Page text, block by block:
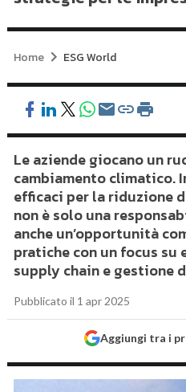
Home ESG World
Le aziende giocano un
cambiamento climatico.
efficaci per la riduzione
non è solo una
anche un’opportunità
pratiche con un focus
supply chain e
Pubblicato il 1 apr 2025
Aggiungi tra i